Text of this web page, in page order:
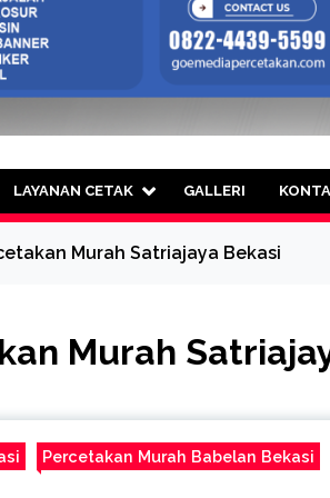
(Call/WA)
LAYANAN CETAK GALLERI
Murah Satriajaya Bekasi
Murah
Percetakan Murah Babelan Bekasi